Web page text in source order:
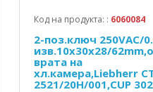
Код на продукта: : 6060084
2-поз.ключ 250VAC/
изв.10x30x28/
врата на
хл.камера,Liebherr
2521/20H/001,CUP